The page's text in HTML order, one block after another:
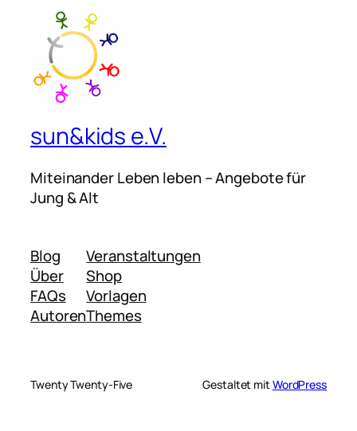
sun&kids e.V.
Miteinander Leben leben – Angebote für
Jung & Alt
Blog
Über
FAQs
Autoren
Veranstaltungen
Shop
Vorlagen
Themes
Twenty Twenty-Five Gestaltet mitWordPress